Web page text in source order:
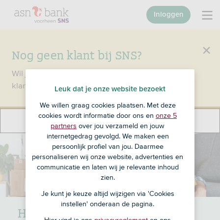
Nog geen klant bij SNS?
Wil je een product openen en ben je nog geen
klant bij SNS?Ga dan naar ASN Bank .
Inloggen
Hypotheken
Leuk dat je onze website bezoekt
We willen graag cookies plaatsen. Met deze
cookies wordt informatie door ons en onze 5
partners over jou verzameld en jouw
internetgedrag gevolgd. We maken een
persoonlijk profiel van jou. Daarmee
personaliseren wij onze website, advertenties en
communicatie en laten wij je relevante inhoud
zien.
Je kunt je keuze altijd wijzigen via 'Cookies
instellen' onderaan de pagina.